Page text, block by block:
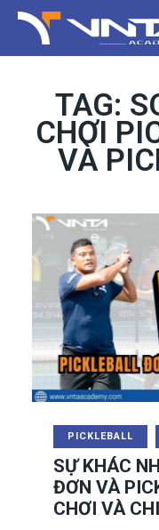
TAG:
CHƠI
VÀ
PICKLEBALL
SỰ KHÁC
ĐƠN VÀ
CHƠI VÀ